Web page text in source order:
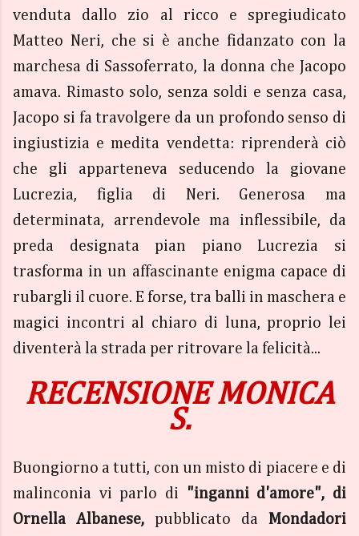
venduta dallo zio al ricco e spregiudicato
Matteo Neri, che si è anche fidanzato con la
marchesa di Sassoferrato, la donna che Jacopo
amava. Rimasto solo, senza soldi e senza casa,
Jacopo si fa travolgere da un profondo senso di
ingiustizia e medita vendetta: riprenderà ciò
che gli apparteneva seducendo la giovane
Lucrezia, figlia di Neri. Generosa ma
determinata, arrendevole ma inflessibile, da
preda designata pian piano Lucrezia si
trasforma in un affascinante enigma capace di
rubargli il cuore. E forse, tra balli in maschera e
magici incontri al chiaro di luna, proprio lei
diventerà la strada per ritrovare la felicità...
RECENSIONE MONICA
S.
Buongiorno a tutti, con un misto di piacere e di
malinconia vi parlo di
"inganni d'amore", di
Ornella Albanese, pubblicato da Mondadori